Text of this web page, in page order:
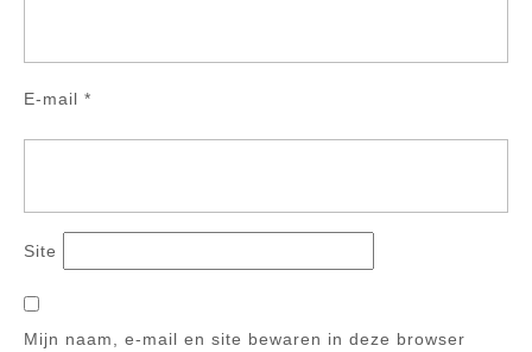
E-mail *
Site
Mijn naam, e-mail en site bewaren in deze browser